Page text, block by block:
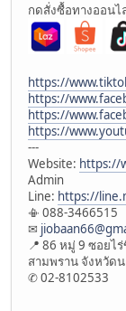
กดสั่งซื้อทางออนไ
https://
https://
https://
https://
---
Website: https://
Admin
Line: https://
📳 088-3466515
✉
📍 86 หมู่ 9 ซอยไ
สามพราน จังหวัด
✆ 02-8102533